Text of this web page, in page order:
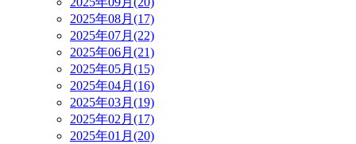
2025年08月(17)
2025年07月(22)
2025年06月(21)
2025年05月(15)
2025年04月(16)
2025年03月(19)
2025年02月(17)
2025年01月(20)